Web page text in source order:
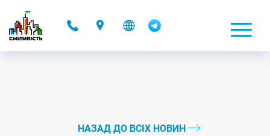
НАЗАД ДО ВСІХ НОВИН